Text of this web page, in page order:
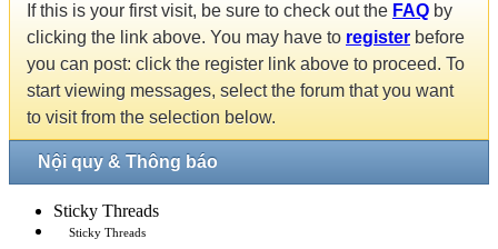
If this is your first visit, be sure to check out the FAQ by
clicking the link above. You may have to register before
you can post: click the register link above to proceed. To
start viewing messages, select the forum that you want
to visit from the selection below.
Nội quy & Thông báo
Sticky Threads
Sticky Threads